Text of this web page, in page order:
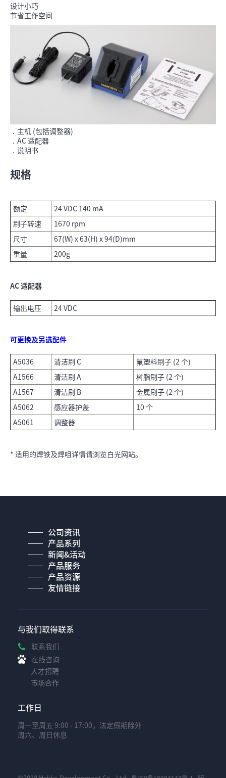
设计小巧
节省工作空间
．主机 (包括调整器)
．AC 适配器
．说明书
规格
额定
24 VDC 140 mA
刷子转速
1670 rpm
尺寸
67(W) x 63(H) x 94(D)mm
重量
200g
AC 适配器
输出电压 24 VDC
可更换及另选配件
A5036 清洁刷 C
氟塑料刷子 (2 个)
A1566
清洁刷 A
树脂刷子 (2 个)
A1567
清洁刷 B
金属刷子 (2 个)
A5062
感应器护盖
10 个
A5061
调整器
* 适用的焊铁及焊咀详情请浏览白光网站。
公司资讯
产品系列
新闻&活动
产品服务
产品资源
友情链接
与我们取得联系
联系我们
在线咨询
人才招聘
市场合作
工作日
周一至周五 9:00 - 17:00，法定假期除外
周六、周日休息